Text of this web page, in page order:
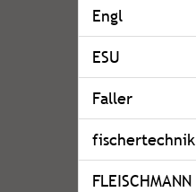
Engl
ESU
Faller
fischertechnik
FLEISCHMANN